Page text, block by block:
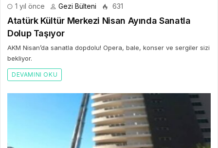
1 yıl önce Gezi Bülteni 631
Atatürk Kültür Merkezi Nisan Ayında Sanatla
Dolup Taşıyor
AKM Nisan’da sanatla dopdolu! Opera, bale, konser ve sergiler sizi
bekliyor.
DEVAMINI OKU